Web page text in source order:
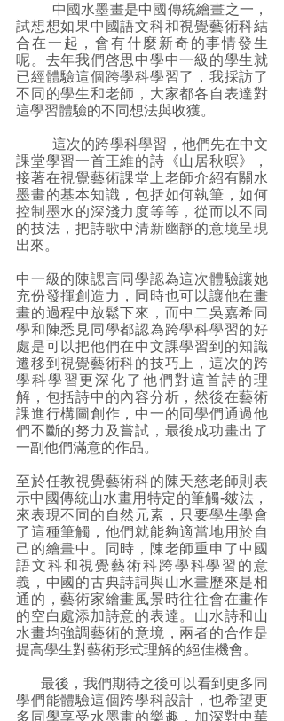
中國水墨畫是中國傳統繪畫之一，
試想想如果中國語文科和視覺藝術科結
合在一起，會有什麼新奇的事情發生
呢。去年我們啓思中學中一級的學生就
已經體驗這個跨學科學習了，我採訪了
不同的學生和老師，大家都各自表達對
這學習體驗的不同想法與收獲。
課堂學習一首王維的詩《山居秋暝》，
接著在視覺藝術課堂上老師介紹有關水
墨畫的基本知識，包括如何執筆，如何
控制墨水的深淺力度等等，從而以不同
的技法，把詩歌中清新幽靜的意境呈現
出來。
中一級的陳諰言同學認為這次體驗讓她
充份發揮創造力，同時也可以讓他在畫
畫的過程中放鬆下來，而中二吳嘉希同
學和陳悉見同學都認為跨學科學習的好
處是可以把他們在中文課學習到的知識
遷移到視覺藝術科的技巧上，這次的跨
學科學習更深化了他們對這首詩的理
解，包括詩中的內容分析，然後在藝術
課進行構圖創作，中一的同學們通過他
們不斷的努力及嘗試，最後成功畫出了
一副他們滿意的作品。
至於任教視覺藝術科的陳天慈老師則表
示中國傳統山水畫用特定的筆觸-皴法，
來表現不同的自然元素，只要學生學會
了這種筆觸，他們就能夠適當地用於自
己的繪畫中。同時，陳老師重申了中國
語文科和視覺藝術科跨學科學習的意
義，中國的古典詩詞與山水畫歷來是相
通的，藝術家繪畫風景時往往會在畫作
的空白處添加詩意的表達。山水詩和山
水畫均強調藝術的意境，兩者的合作是
提高學生對藝術形式理解的絕佳機會。
學們能體驗這個跨學科設計，也希望更
多同學享受水墨畫的樂趣，加深對中華